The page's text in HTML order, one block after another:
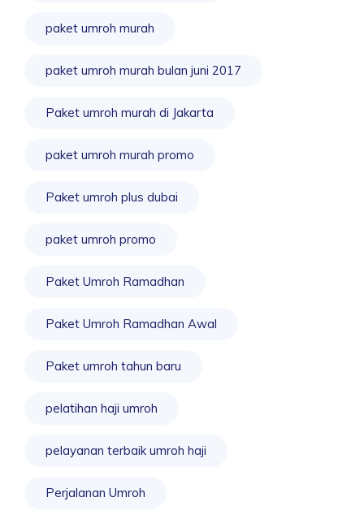
paket umroh murah
paket umroh murah bulan juni 2017
Paket umroh murah di Jakarta
paket umroh murah promo
Paket umroh plus dubai
paket umroh promo
Paket Umroh Ramadhan
Paket Umroh Ramadhan Awal
Paket umroh tahun baru
pelatihan haji umroh
pelayanan terbaik umroh haji
Perjalanan Umroh